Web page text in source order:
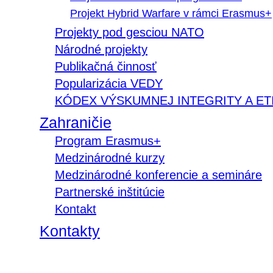
Projekt Hybrid Warfare v rámci Erasmus+
Projekty pod gesciou NATO
Národné projekty
Publikačná činnosť
Popularizácia VEDY
KÓDEX VÝSKUMNEJ INTEGRITY A
Zahraničie
Program Erasmus+
Medzinárodné kurzy
Medzinárodné konferencie a semináre
Partnerské inštitúcie
Kontakt
Kontakty